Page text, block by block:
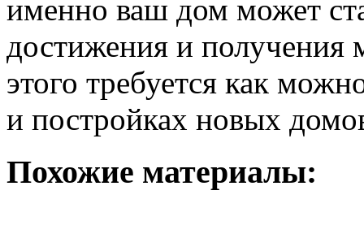
именно ваш дом может
достижения и получения
этого требуется как
и постройках новых
Похожие материалы: